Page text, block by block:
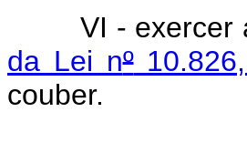
VI - exercer
da Lei nº
couber.